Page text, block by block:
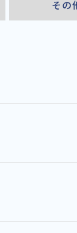
その